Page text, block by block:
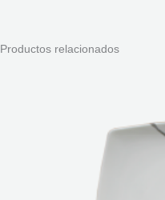
Productos relacionados